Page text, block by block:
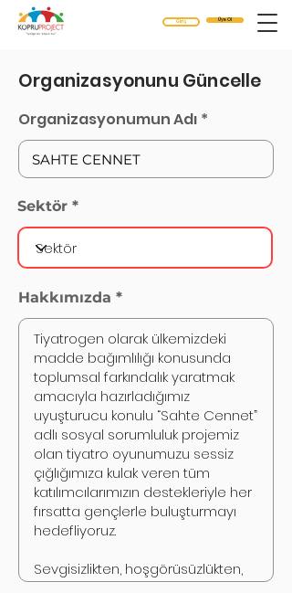
Üye Ol
Giriş
Organizasyonunu Güncelle
Organizasyonumun Adı
Sektör
Hakkımızda